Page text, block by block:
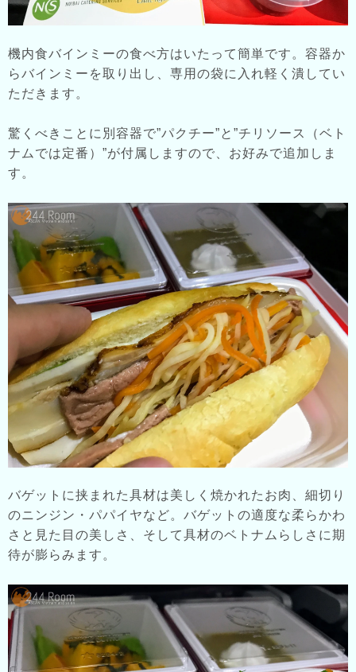
機内食バインミーの食べ方はいたって簡単です。容器か
らバインミーを取り出し、専用の袋に入れ軽く潰してい
ただきます。
驚くべきことに別容器で”パクチー”と”チリソース（ベト
ナムでは定番）”が付属しますので、お好みで追加しま
す。
バゲットに挟まれた具材は美しく焼かれたお肉、細切り
のニンジン・パパイヤなど。バゲットの適度な柔らかわ
さと見た目の美しさ、そして具材のベトナムらしさに期
待が膨らみます。